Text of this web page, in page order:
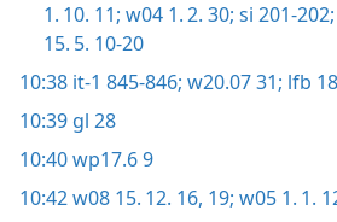
1. 10. 11; w04 1. 2. 30; si 201-202;
15. 5. 10-20
10:38 it-1 845-846; w20.07 31; lfb
10:39 gl 28
10:40wp17.6 9
10:42w08 15. 12. 16, 19; w05 1. 1.